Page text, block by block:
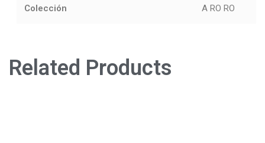
Colección A RO RO
Related Products